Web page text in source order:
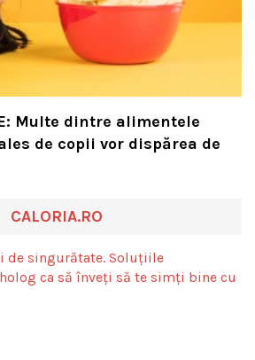
Multe dintre alimentele
de copii vor dispărea de
CALORIA.RO